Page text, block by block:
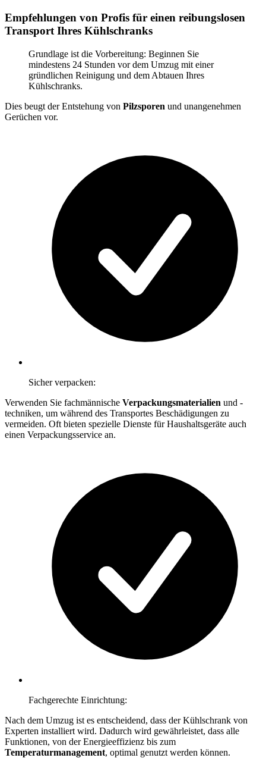
Empfehlungen von Profis für einen reibungslosen
Transport Ihres Kühlschranks
Grundlage ist die Vorbereitung: Beginnen Sie
mindestens 24 Stunden vor dem Umzug mit einer
gründlichen Reinigung und dem Abtauen Ihres
Kühlschranks.
Dies beugt der Entstehung von Pilzsporen und unangenehmen
Gerüchen vor.
Sicher verpacken:
Verwenden Sie fachmännische Verpackungsmaterialien und -
techniken, um während des Transportes Beschädigungen zu
vermeiden. Oft bieten spezielle Dienste für Haushaltsgeräte auch
einen Verpackungsservice an.
Fachgerechte Einrichtung:
Nach dem Umzug ist es entscheidend, dass der Kühlschrank von
Experten installiert wird. Dadurch wird gewährleistet, dass alle
Funktionen, von der Energieeffizienz bis zum
Temperaturmanagement, optimal genutzt werden können.